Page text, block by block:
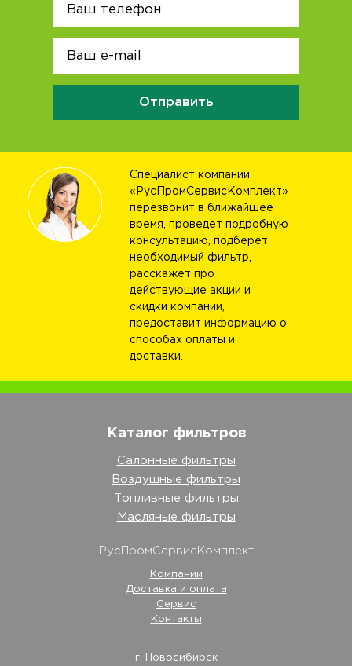
Отправить
Специалист компании
«РусПромСервисКомплект»
перезвонит в ближайшее
время, проведет подробную
консультацию, подберет
необходимый фильтр,
расскажет про
действующие акции и
скидки компании,
предоставит информацию о
способах оплаты и
доставки.
Каталог фильтров
Салонные фильтры
Воздушные фильтры
Топливные фильтры
Масляные фильтры
РусПромСервисКомплект
Компании
Доставка и оплата
Сервис
Контакты
г. Новосибирск